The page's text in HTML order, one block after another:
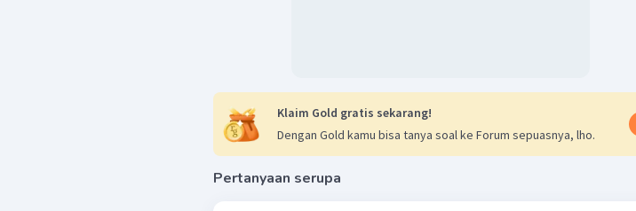
Klaim Gold gratis sekarang!
Dengan Gold kamu bisa tanya soal ke Forum sepuasnya, lho.
Pertanyaan serupa